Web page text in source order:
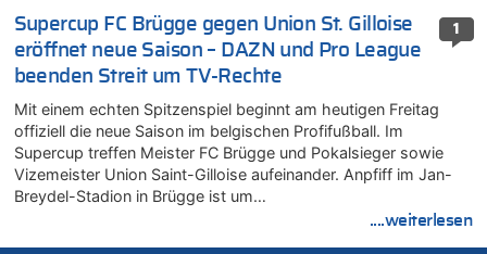
1
Supercup FC Brügge gegen Union St. Gilloise
eröffnet neue Saison – DAZN und Pro League
beenden Streit um TV-Rechte
Mit einem echten Spitzenspiel beginnt am heutigen Freitag
offiziell die neue Saison im belgischen Profifußball. Im
Supercup treffen Meister FC Brügge und Pokalsieger sowie
Vizemeister Union Saint-Gilloise aufeinander. Anpfiff im Jan-
Breydel-Stadion in Brügge ist um…
....weiterlesen